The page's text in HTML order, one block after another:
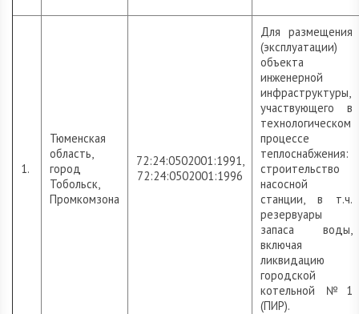
1.
Тюменская
область,
город
Тобольск,
Промкомзона
72:24:0502001:1991,
72:24:0502001:1996
Для размещения
(эксплуатации)
объекта
инженерной
инфраструктуры,
участвующего в
технологическом
процессе
теплоснабжения:
строительство
насосной
станции, в т.ч.
резервуары
запаса воды,
включая
ликвидацию
городской
котельной №1
(ПИР).